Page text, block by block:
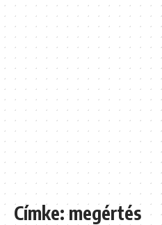
Címke:megértés